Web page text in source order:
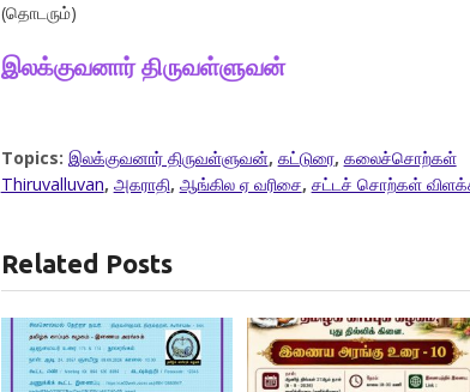
(தொடரும்)
இலக்குவனார் திருவள்ளுவன்
Topics: இலக்குவனார் திருவள்ளுவன், கட்டுரை, கலைச்சொற்கள்
Thiruvalluvan, அகராதி, ஆங்கில ஏ வரிசை, சட்டச் சொற்கள்
Related Posts